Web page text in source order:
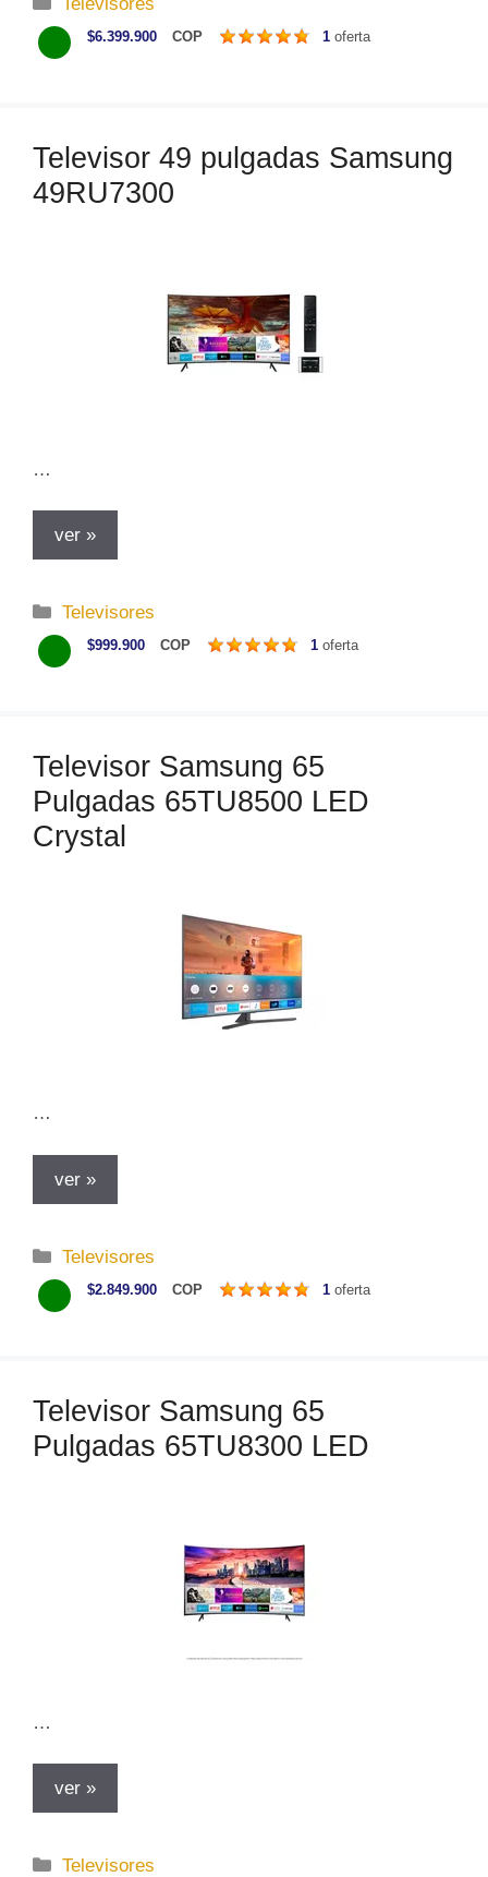
a
t
r
í
$6.399.900 COP 1 oferta
Televisor 49 pulgadas Samsung
49RU7300
…
ver »
C
a
t
r
í
a
s
Televisores
$999.900 COP 1 oferta
Televisor Samsung 65
Pulgadas 65TU8500 LED
Crystal
…
ver »
C
a
t
r
í
Televisores
$2.849.900 COP 1 oferta
Televisor Samsung 65
Pulgadas 65TU8300 LED
…
ver »
C
Televisores